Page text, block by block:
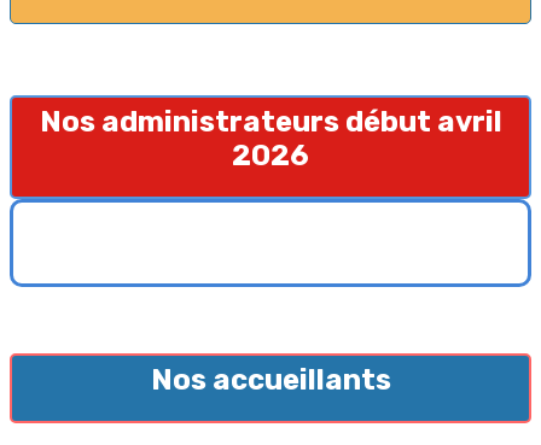
Nos administrateurs début avril
2026
Nos accueillants